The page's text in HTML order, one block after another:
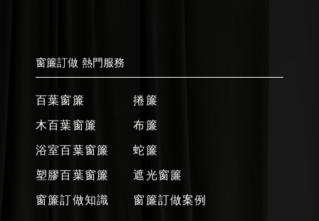
窗簾訂做 熱門服務
百葉窗簾
木百葉窗簾
浴室百葉窗簾
塑膠百葉窗簾
窗簾訂做知識
捲簾
布簾
蛇簾
遮光窗簾
窗簾訂做案例